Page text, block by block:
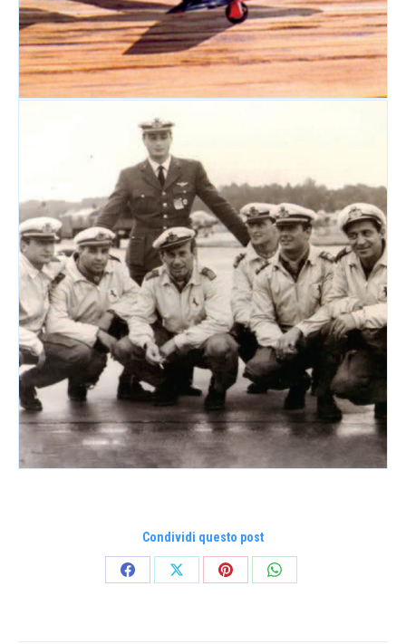
Condividi questo post
CondividiCondividiCondividiCondividi